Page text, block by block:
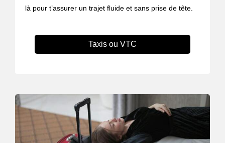
là pour t’assurer un trajet fluide et sans prise de tête.
Taxis ou VTC